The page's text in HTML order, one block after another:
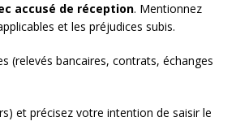
accusé de réception. Mentionnez
et les préjudices subis.
(relevés bancaires, contrats, échanges
et précisez votre intention de saisir le